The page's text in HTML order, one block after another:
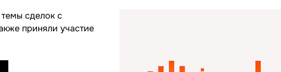
сделок с
приняли участие